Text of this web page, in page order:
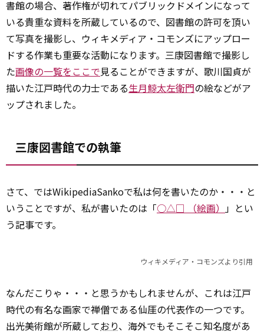
書館の場合、著作権が切れてパブリックドメインになって
いる貴重な資料を所蔵しているので、図書館の許可を頂い
て写真を撮影し、ウィキメディア・コモンズにアップロー
ドする作業も重要な活動になります。三康図書館で撮影し
た画像の一覧をここで見ることができますが、歌川国貞が
描いた江戸時代の力士である生月鯨太左衛門の絵などがア
ップされました。
三康図書館での執筆
さて、ではWikipediaSankoで私は何を書いたのか・・・と
いうことですが、私が書いたのは「○△□ （絵画） 」とい
う記事です。
ウィキメディア・コモンズより引用
なんだこりゃ・・・と思うかもしれませんが、これは江戸
時代の有名な画家で禅僧である仙厓の代表作の一つです。
出光美術館が所蔵しており、海外でもそこそこ知名度があ